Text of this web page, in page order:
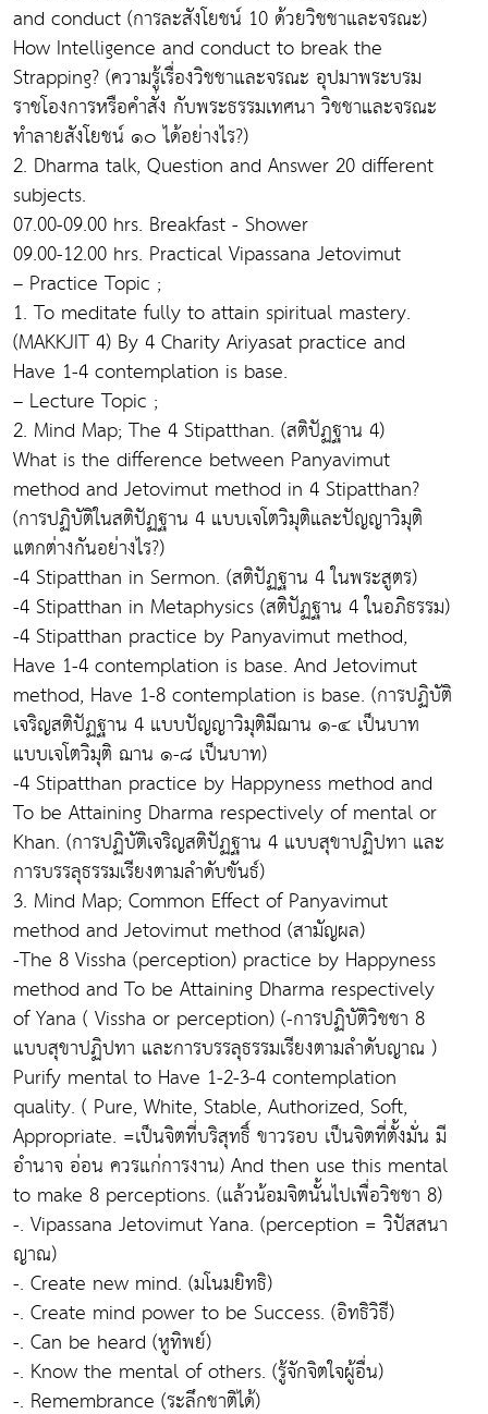
and conduct (การละสังโยชน์ 10 ด้วยวิชชาและจรณะ)
How Intelligence and conduct to break the
Strapping? (ความรู้เรื่องวิชชาและจรณะ อุปมาพระบรม
ราชโองการหรือคำสั่ง กับพระธรรมเทศนา วิชชาและจรณะ
ทำลายสังโยชน์ ๑๐ ได้อย่างไร?)
2. Dharma talk, Question and Answer 20 different
subjects.
07.00-09.00 hrs. Breakfast - Shower
09.00-12.00 hrs. Practical Vipassana Jetovimut
– Practice Topic ;
1. To meditate fully to attain spiritual mastery.
(MAKKJIT 4) By 4 Charity Ariyasat practice and
Have 1-4 contemplation is base.
– Lecture Topic ;
2. Mind Map; The 4 Stipatthan. (สติปัฏฐาน 4)
What is the difference between Panyavimut
method and Jetovimut method in 4 Stipatthan?
(การปฏิบัติในสติปัฏฐาน 4 แบบเจโตวิมุติและปัญญาวิมุติ
แตกต่างกันอย่างไร?)
-4 Stipatthan in Sermon. (สติปัฏฐาน 4 ในพระสูตร)
-4 Stipatthan in Metaphysics (สติปัฏฐาน 4 ในอภิธรรม)
-4 Stipatthan practice by Panyavimut method,
Have 1-4 contemplation is base. And Jetovimut
method, Have 1-8 contemplation is base. (การปฏิบัติ
เจริญสติปัฏฐาน 4 แบบปัญญาวิมุติมีฌาน ๑-๔ เป็นบาท
แบบเจโตวิมุติ ฌาน ๑-๘ เป็นบาท)
-4 Stipatthan practice by Happyness method and
To be Attaining Dharma respectively of mental or
Khan. (การปฏิบัติเจริญสติปัฏฐาน 4 แบบสุขาปฏิปทา และ
การบรรลุธรรมเรียงตามลำดับขันธ์)
3. Mind Map; Common Effect of Panyavimut
method and Jetovimut method (สามัญผล)
-The 8 Vissha (perception) practice by Happyness
method and To be Attaining Dharma respectively
of Yana ( Vissha or perception) (-การปฏิบัติวิชชา 8
แบบสุขาปฏิปทา และการบรรลุธรรมเรียงตามลำดับญาณ )
Purify mental to Have 1-2-3-4 contemplation
quality. ( Pure, White, Stable, Authorized, Soft,
Appropriate. =เป็นจิตที่บริสุทธิ์ ขาวรอบ เป็นจิตที่ตั้งมั่น มี
อำนาจ อ่อน ควรแก่การงาน) And then use this mental
to make 8 perceptions. (แล้วน้อมจิตนั้นไปเพื่อวิชชา 8)
-. Vipassana Jetovimut Yana. (perception = วิปัสสนา
ญาณ)
-. Create new mind. (มโนมยิทธิ)
-. Create mind power to be Success. (อิทธิวิธี)
-. Can be heard (หูทิพย์)
-. Know the mental of others. (รู้จักจิตใจผู้อื่น)
-. Remembrance (ระลึกชาติได้)